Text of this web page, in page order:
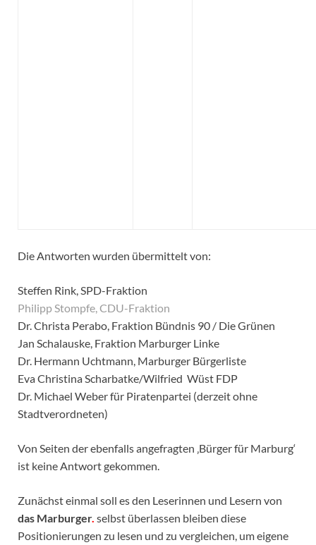
Die Antworten wurden übermittelt von:
Steffen Rink, SPD-Fraktion
Philipp Stompfe, CDU-Fraktion
Dr. Christa Perabo, Fraktion Bündnis 90 / Die Grünen
Jan Schalauske, Fraktion Marburger Linke
Dr. Hermann Uchtmann, Marburger Bürgerliste
Eva Christina Scharbatke/Wilfried Wüst FDP
Dr. Michael Weber für Piratenpartei (derzeit ohne
Stadtverordneten)
Von Seiten der ebenfalls angefragten ‚Bürger für Marburg‘
ist keine Antwort gekommen.
Zunächst einmal soll es den Leserinnen und Lesern von
das Marburger. selbst überlassen bleiben diese
Positionierungen zu lesen und zu vergleichen, um eigene